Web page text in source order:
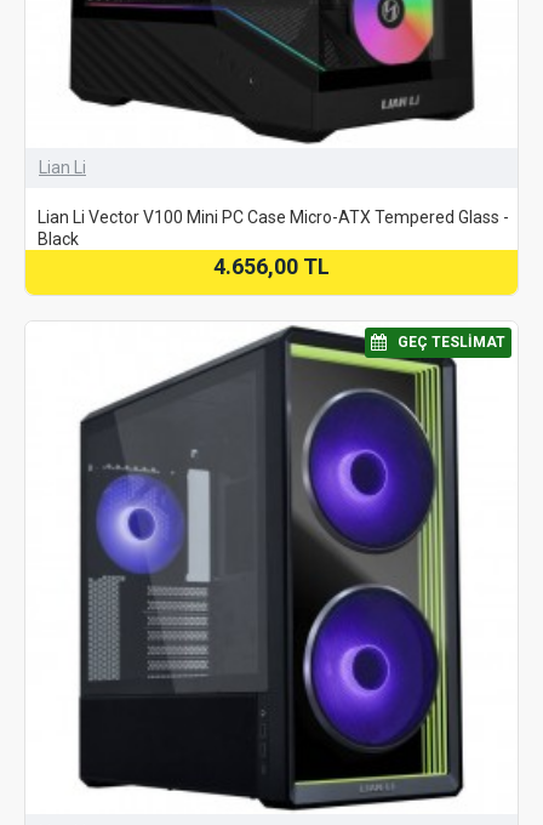
Lian Li
Lian Li Vector V100 Mini PC Case Micro-ATX Tempered Glass -
Black
4.656,00 TL
⠀GEÇ TESLIMAT